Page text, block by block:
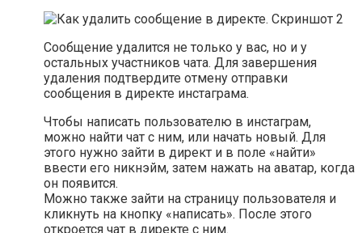
Сообщение удалится не только у вас, но и у
остальных участников чата. Для завершения
удаления подтвердите отмену отправки
сообщения в директе инстаграма.
Чтобы написать пользователю в инстаграм,
можно найти чат с ним, или начать новый. Для
этого нужно зайти в директ и в поле «найти»
ввести его никнэйм, затем нажать на аватар, когда
он появится.
Можно также зайти на страницу пользователя и
кликнуть на кнопку «написать». После этого
откроется чат в директе с ним.